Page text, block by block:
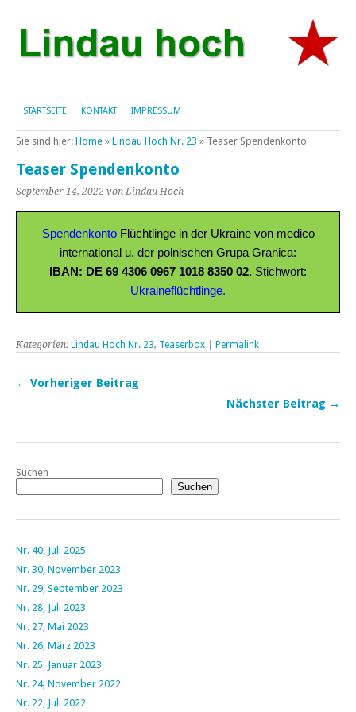
STARTSEITE KONTAKT IMPRESSUM
Sie sind hier: Home » Lindau Hoch Nr. 23 » Teaser Spendenkonto
Teaser Spendenkonto
September 14, 2022 von Lindau Hoch
SpendenkontoFlüchtlinge in der Ukraine von medico
international u. der polnischen Grupa Granica:
IBAN: DE 69 4306 0967 1018 8350 02. Stichwort:
Ukraineflüchtlinge.
Kategorien: Lindau Hoch Nr. 23, Teaserbox Permalink
← Vorheriger Beitrag
Nächster Beitrag →
Suchen
Suchen
Nr. 40, Juli 2025
Nr. 30, November 2023
Nr. 29, September 2023
Nr. 28, Juli 2023
Nr. 27, Mai 2023
Nr. 26, März 2023
Nr. 25. Januar 2023
Nr. 24, November 2022
Nr. 22, Juli 2022